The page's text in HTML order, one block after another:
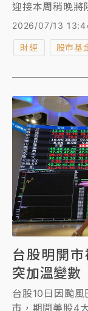
迎接本周稍晚將
交易時段，美股
點或0.3%；標
100指數期貨下
2026/07/13
財經 股市基
台股明開
突加溫變數
台股10日因颱風
市，期間美股4